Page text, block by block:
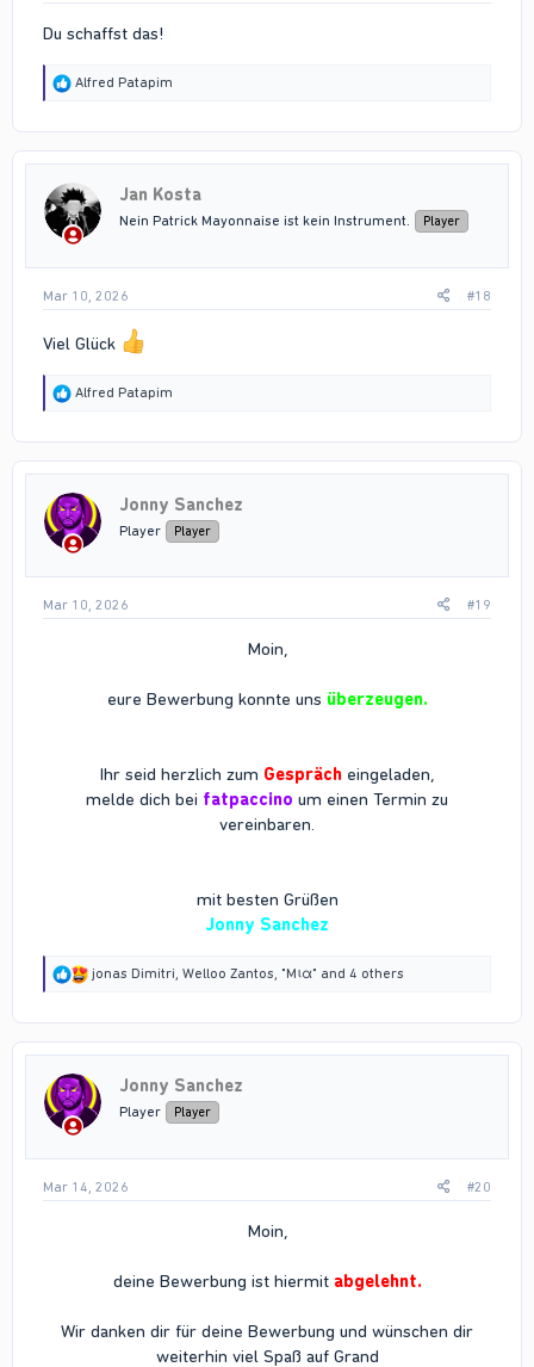
Du schaffst das!
R
o
n
s
Alfred Patapim
Jan Kosta
Nein Patrick Mayonnaise ist kein Instrument. Player
Mar 10, 2026 #18
Viel Glück
R
t
o
n
s
Alfred Patapim
Jonny Sanchez
Player Player
Mar 10, 2026 #19
Moin,
eure Bewerbung konnte uns überzeugen.
Ihr seid herzlich zum Gespräch eingeladen,
melde dich bei fatpaccino um einen Termin zu
vereinbaren.
mit besten Grüßen
Jonny Sanchez
R
o
n
s
jonas Dimitri, Welloo Zantos, "Mια" and 4 others
Jonny Sanchez
Player Player
Mar 14, 2026 #20
Moin,
deine Bewerbung ist hiermit abgelehnt.
Wir danken dir für deine Bewerbung und wünschen dir
weiterhin viel Spaß auf Grand​